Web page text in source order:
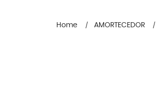
Home AMORTECEDOR